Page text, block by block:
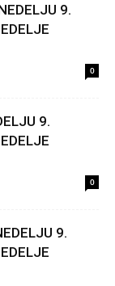
9.
0
9.
0
9.